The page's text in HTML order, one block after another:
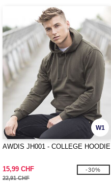
W1
AWDIS JH001 - COLLEGE HOODIE
15,99 CHF
22,91 CHF
-30%